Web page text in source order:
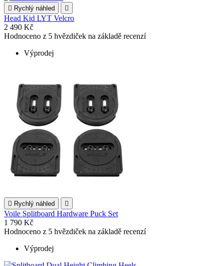
 Rychlý náhled 
Head Kid LYT Velcro
2 490 Kč
Hodnoceno z 5 hvězdiček na základě recenzí
Výprodej
 Rychlý náhled 
Voile Splitboard Hardware Puck Set
1 790 Kč
Hodnoceno z 5 hvězdiček na základě recenzí
Výprodej